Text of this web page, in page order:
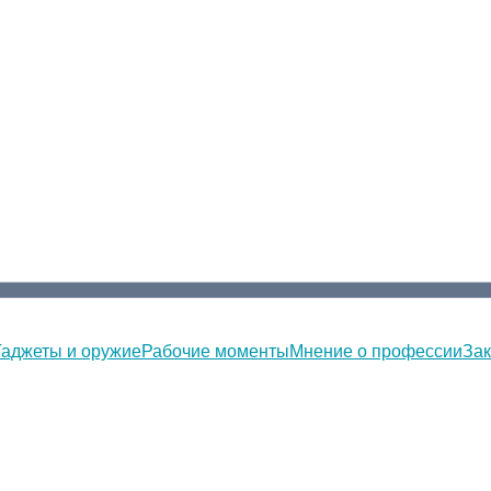
и оружиеРабочие моментыМнение о профессии